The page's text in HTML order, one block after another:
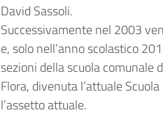
David Sassoli.
Successivamente nel 2003
e, solo nell’anno scolastico
sezioni della scuola comunale
Flora, divenuta l’attuale
l’assetto attuale.